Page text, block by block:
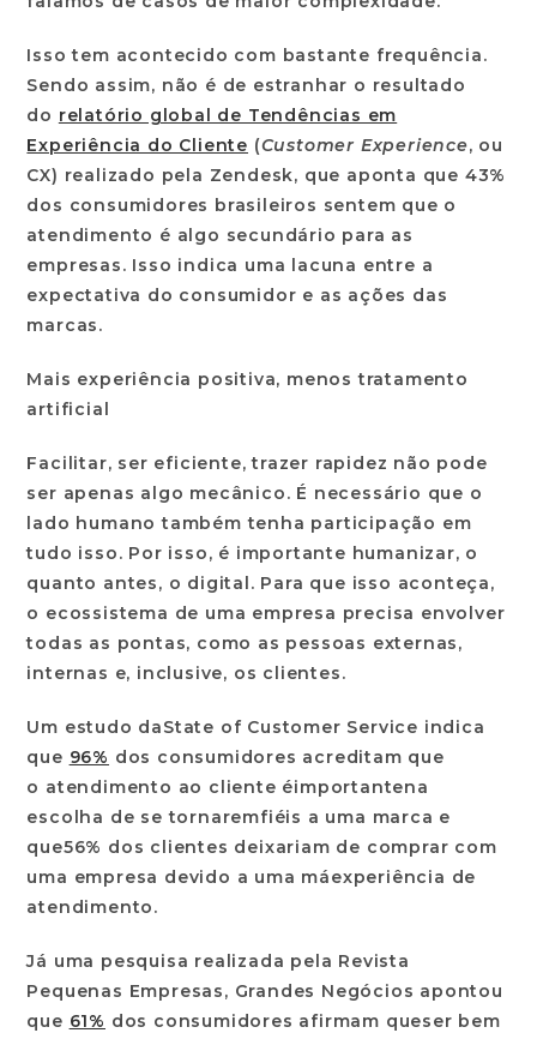
Isso tem acontecido com bastante frequência.
Sendo assim, não é de estranhar o resultado
do relatório global de Tendências em
Experiência do Cliente (Customer Experience, ou
CX) realizado pela Zendesk, que aponta que 43%
dos consumidores brasileiros sentem que o
atendimento é algo secundário para as
empresas. Isso indica uma lacuna entre a
expectativa do consumidor e as ações das
marcas.
Mais experiência positiva, menos tratamento
artificial
Facilitar, ser eficiente, trazer rapidez não pode
ser apenas algo mecânico. É necessário que o
lado humano também tenha participação em
tudo isso. Por isso, é importante humanizar, o
quanto antes, o digital. Para que isso aconteça,
o ecossistema de uma empresa precisa envolver
todas as pontas, como as pessoas externas,
internas e, inclusive, os clientes.
Um estudo daState of Customer Service indica
que 96% dos consumidores acreditam que
o atendimento ao cliente éimportantena
escolha de se tornaremfiéis a uma marca e
que56% dos clientes deixariam de comprar com
uma empresa devido a uma máexperiência de
atendimento.
Já uma pesquisa realizada pela Revista
Pequenas Empresas, Grandes Negócios apontou
que 61% dos consumidores afirmam queser bem